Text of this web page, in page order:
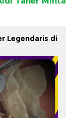
Legendaris di